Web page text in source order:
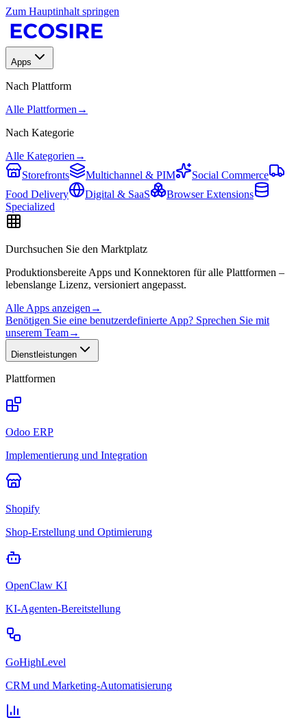
Zum Hauptinhalt springen
Apps
Nach Plattform
Alle Plattformen →
Nach Kategorie
Alle Kategorien →
Storefronts
Multichannel & PIM
Social Commerce
Food Delivery
Digital & SaaS
Browser Extensions
Specialized
Durchsuchen Sie den Marktplatz
Produktionsbereite Apps und Konnektoren für alle Plattformen –
lebenslange Lizenz, versioniert angepasst.
Alle Apps anzeigen →
Benötigen Sie eine benutzerdefinierte App? Sprechen Sie mit
unserem Team→
Dienstleistungen
Plattformen
Odoo ERP
Implementierung und Integration
Shopify
Shop-Erstellung und Optimierung
OpenClaw KI
KI-Agenten-Bereitstellung
GoHighLevel
CRM und Marketing-Automatisierung